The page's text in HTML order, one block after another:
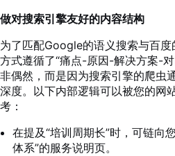
做对搜索引擎友好的内容结构
为了匹配Google的语义搜索与百
方式遵循了“痛点-原因-解决方案-
非偶然，而是因为搜索引擎的爬虫
深度。以下内部逻辑可以被您的网
考：
在提及“培训周期长”时，可链向
体系”的服务说明页。